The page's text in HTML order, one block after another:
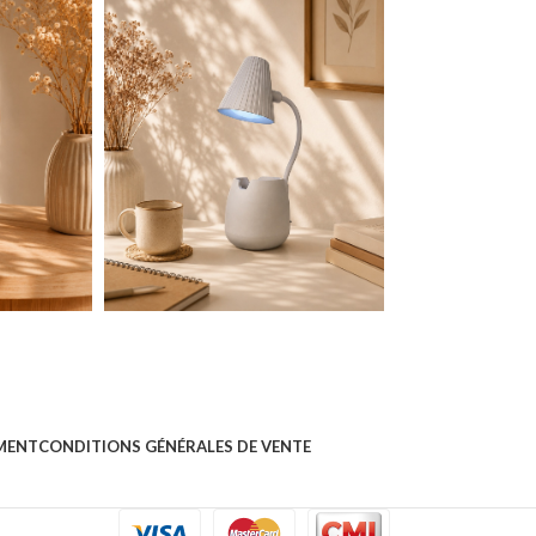
CONDITIONS GÉNÉRALES DE VENTE